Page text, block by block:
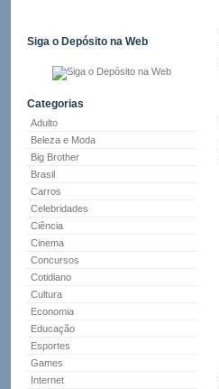
Siga o Depósito na Web
Categorias
Adulto
Beleza e Moda
Big Brother
Brasil
Carros
Celebridades
Ciência
Cinema
Concursos
Cotidiano
Cultura
Economia
Educação
Esportes
Games
Internet